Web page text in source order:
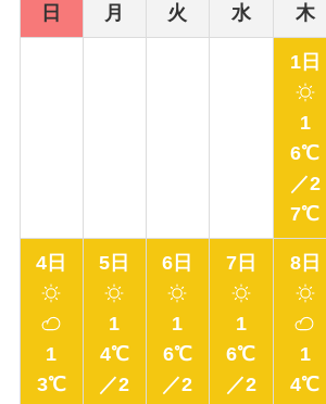
日 月 火 水 木
1日
1
6℃
／2
7℃
4日
1
3℃
5日
1
4℃
／2
6日
1
6℃
／2
7日
1
6℃
／2
8日
1
4℃